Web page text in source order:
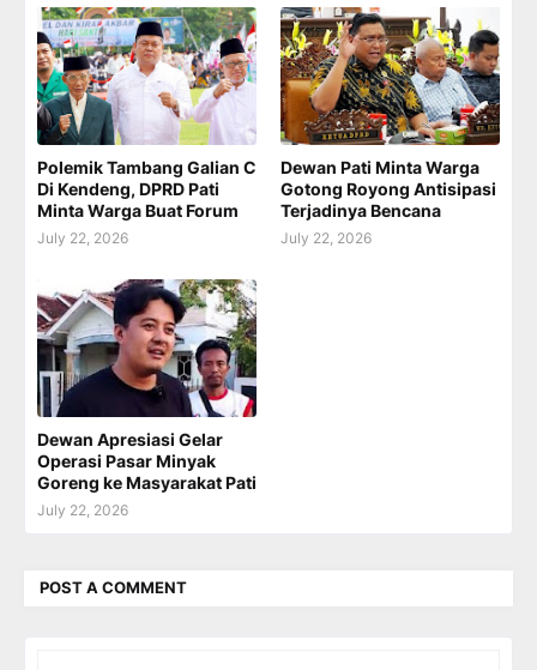
Polemik Tambang Galian C
Di Kendeng, DPRD Pati
Minta Warga Buat Forum
July 22, 2026
Dewan Pati Minta Warga
Gotong Royong Antisipasi
Terjadinya Bencana
July 22, 2026
Dewan Apresiasi Gelar
Operasi Pasar Minyak
Goreng ke Masyarakat Pati
July 22, 2026
POST A COMMENT